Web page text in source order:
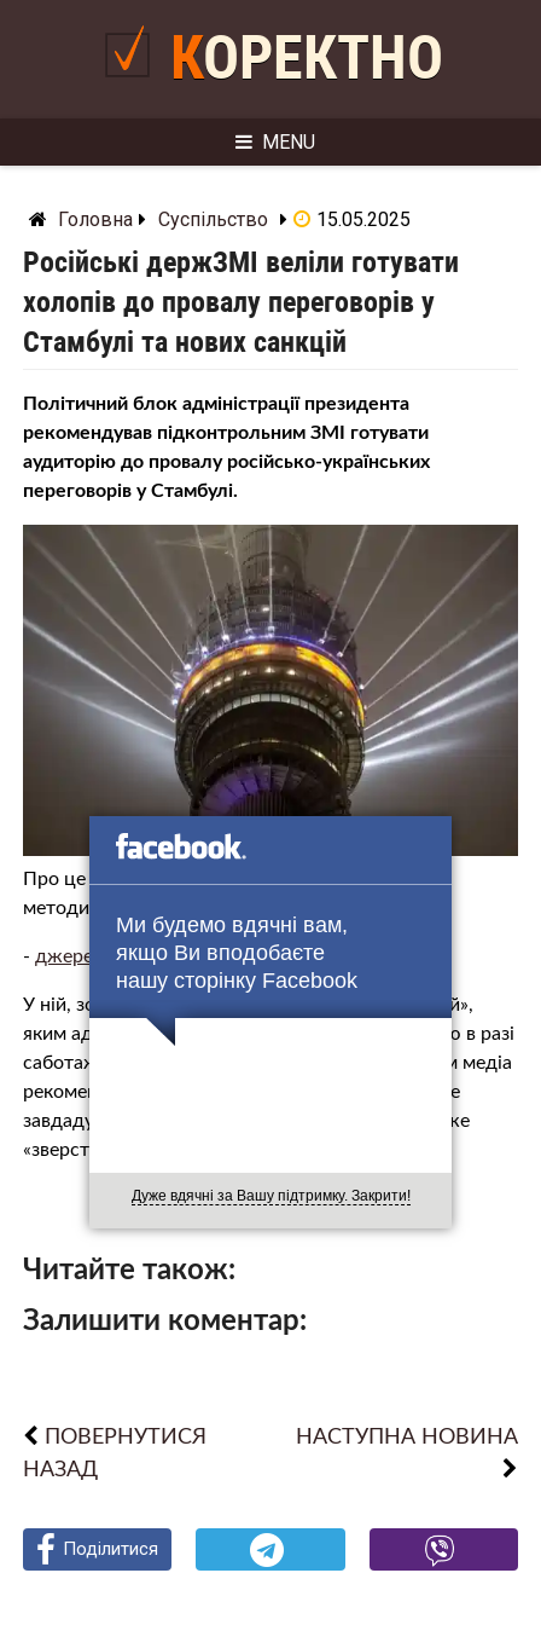
Ми будемо вдячні вам,
якщо Ви вподобаєте
нашу сторінку Facebook
Дуже вдячні за Вашу підтримку. Закрити!
КОРЕКТНО
MENU
Головна Суспільство 15.05.2025
Російські держЗМІ веліли готувати
холопів до провалу переговорів у
Стамбулі та нових санкцій
Політичний блок адміністрації президента
рекомендував підконтрольним ЗМІ готувати
аудиторію до провалу російсько-українських
переговорів у Стамбулі.
Про це
методичку, яку отримали керівники медіа з АП.
- джерело.
У ній, зокрема, йдеться про «новий пакет санкцій»,
яким адміністрація Трампа погрожувала Кремлю в разі
саботажу мирного процесу. Пропагандистським медіа
рекомендується розповідати, що нові санкції «не
завдадуть шкоди розвитку країни», а бюджет уже
«зверстано з їх …
Читайте також:
Залишити коментар:
ПОВЕРНУТИСЯ
НАЗАД
НАСТУПНА НОВИНА
Поділитися
Поділитися
Поділитися